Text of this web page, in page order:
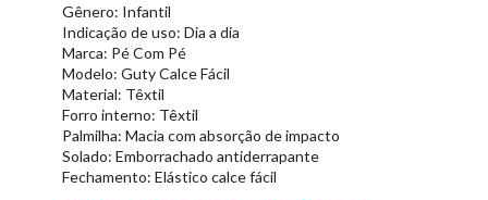
Gênero: Infantil
Indicação de uso: Dia a dia
Marca: Pé Com Pé
Modelo: Guty Calce Fácil
Material: Têxtil
Forro interno: Têxtil
Palmilha: Macia com absorção de impacto
Solado: Emborrachado antiderrapante
Fechamento: Elástico calce fácil